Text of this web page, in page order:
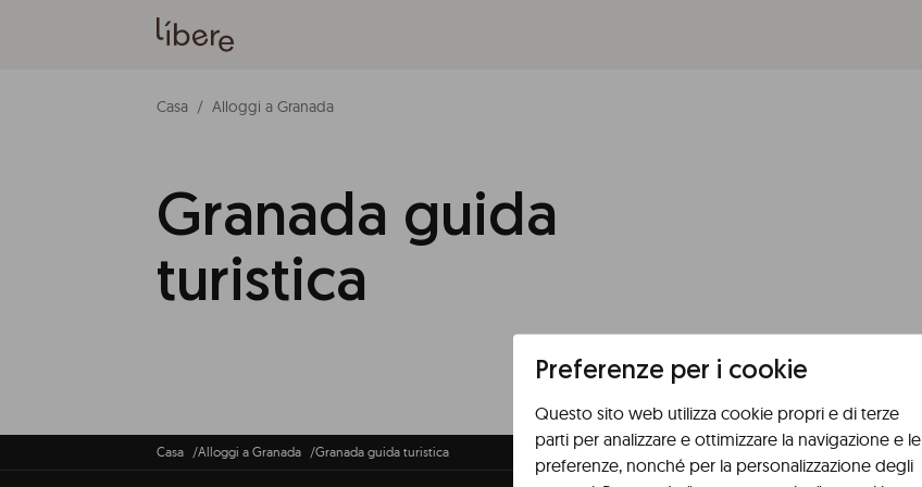
Casa Alloggi a Granada
Granada guida
turistica
Casa Alloggi a Granada Granada guida turistica
Preferenze per i cookie
Questo sito web utilizza cookie propri e di terze
parti per analizzare e ottimizzare la navigazione e le
preferenze, nonché per la personalizzazione degli